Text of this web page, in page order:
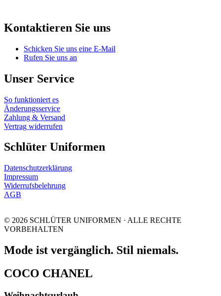
Kontaktieren Sie uns
Schicken Sie uns eine E-Mail
Rufen Sie uns an
Unser Service
So funktioniert es
Änderungsservice
Zahlung & Versand
Vertrag widerrufen
Schlüter Uniformen
Datenschutzerklärung
Impressum
Widerrufsbelehrung
AGB
© 2026 SCHLÜTER UNIFORMEN · ALLE RECHTE
VORBEHALTEN
Mode ist vergänglich. Stil niemals.
COCO CHANEL